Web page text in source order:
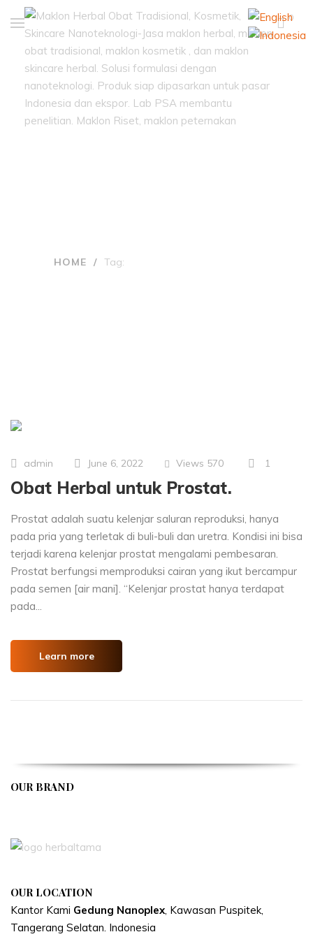
0
HOME / Tag:
admin June 6, 2022 Views 570 1
Obat Herbal untuk Prostat.
Prostat adalah suatu kelenjar saluran reproduksi, hanya
pada pria yang terletak di buli-buli dan uretra. Kondisi ini bisa
terjadi karena kelenjar prostat mengalami pembesaran.
Prostat berfungsi memproduksi cairan yang ikut bercampur
pada semen [air mani]. “Kelenjar prostat hanya terdapat
pada...
Learn more
OUR BRAND
OUR LOCATION
Kantor Kami Gedung Nanoplex , Kawasan Puspitek,
Tangerang Selatan. Indonesia